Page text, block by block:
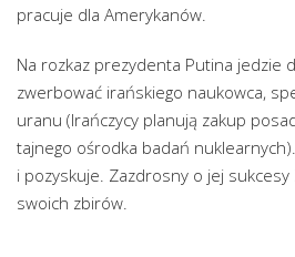
pracuje dla Amerykanów.
Na rozkaz prezydenta Putina jedzie
zwerbować irańskiego naukowca,
uranu (Irańczycy planują zakup
tajnego ośrodka badań
i pozyskuje. Zazdrosny o jej sukcesy
swoich zbirów.